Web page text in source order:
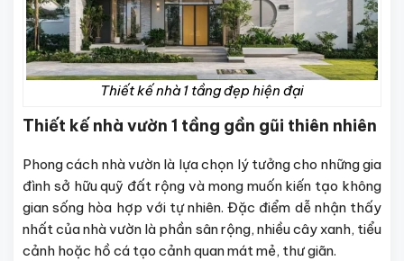
Thiết kế nhà 1 tầng đẹp hiện đại
Thiết kế nhà vườn 1 tầng gần gũi thiên nhiên
Phong cách nhà vườn là lựa chọn lý tưởng cho những gia
đình sở hữu quỹ đất rộng và mong muốn kiến tạo không
gian sống hòa hợp với tự nhiên. Đặc điểm dễ nhận thấy
nhất của nhà vườn là phần sân rộng, nhiều cây xanh, tiểu
cảnh hoặc hồ cá tạo cảnh quan mát mẻ, thư giãn.